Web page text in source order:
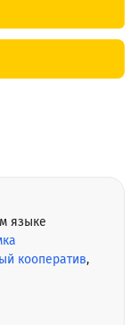
языке
кооператив,